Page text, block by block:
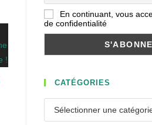
En continuant, vous
de confidentialité
CATÉGORIES